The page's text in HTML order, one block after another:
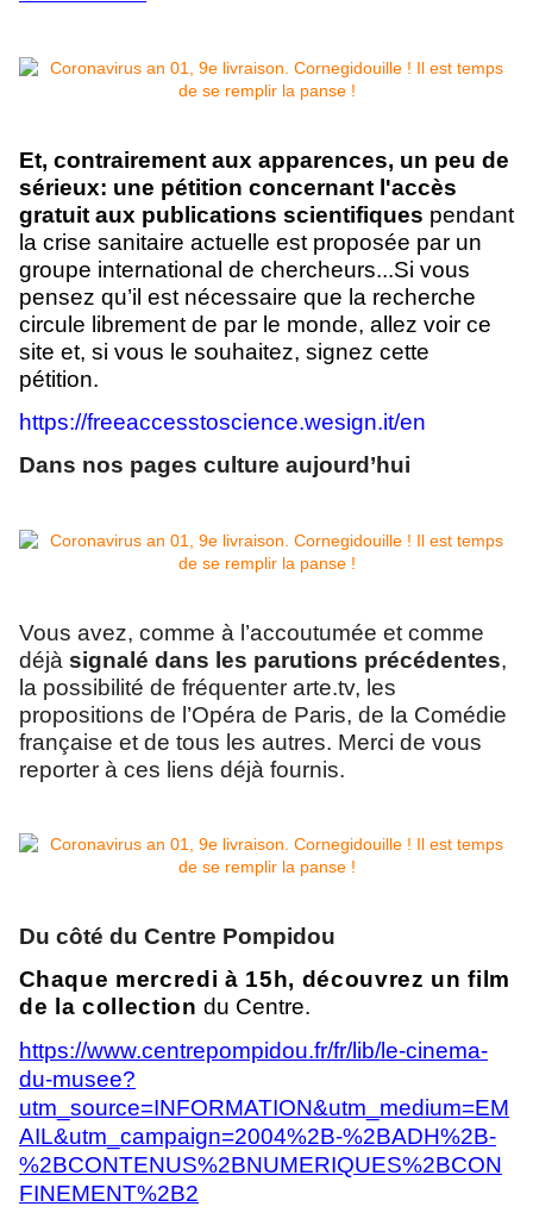
Et, contrairement aux apparences, un peu de
sérieux: une pétition concernant l'accès
gratuit aux publications scientifiques pendant
la crise sanitaire actuelle est proposée par un
groupe international de chercheurs...Si vous
pensez qu’il est nécessaire que la recherche
circule librement de par le monde, allez voir ce
site et, si vous le souhaitez, signez cette
pétition.
https://freeaccesstoscience.wesign.it/en
Dans nos pages culture aujourd’hui
Vous avez, comme à l’accoutumée et comme
déjà signalé dans les parutions précédentes,
la possibilité de fréquenter arte.tv, les
propositions de l’Opéra de Paris, de la Comédie
française et de tous les autres. Merci de vous
reporter à ces liens déjà fournis.
Du côté du Centre Pompidou
Chaque mercredi à 15h, découvrez un film
de la collection du Centre.
https://www.centrepompidou.fr/fr/lib/le-cinema-
du-musee?
utm_source=INFORMATION&utm_medium=EM
AIL&utm_campaign=2004%2B-%2BADH%2B-
%2BCONTENUS%2BNUMERIQUES%2BCON
FINEMENT%2B2